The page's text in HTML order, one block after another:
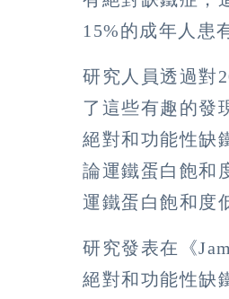
15%的成年人患
研究人員透過對
了這些有趣的發
絕對和功能性缺
論運鐵蛋白飽和
運鐵蛋白飽和度
研究發表在《
絕對和功能性缺